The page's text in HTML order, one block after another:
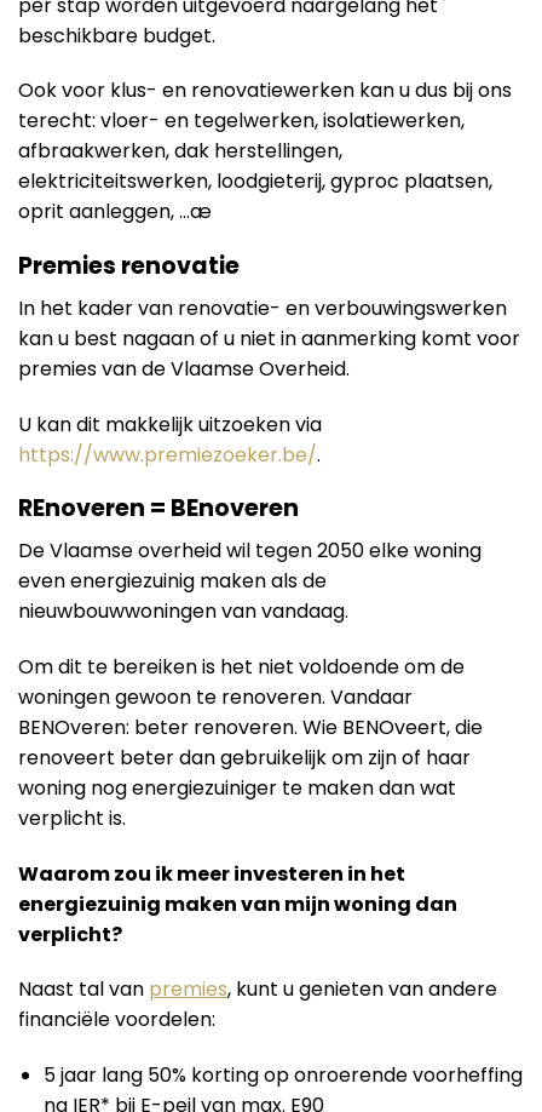
beschikbare budget.
Ook voor klus- en renovatiewerken kan u dus bij ons
terecht: vloer- en tegelwerken, isolatiewerken,
afbraakwerken, dak herstellingen,
elektriciteitswerken, loodgieterij, gyproc plaatsen,
oprit aanleggen, …æ
Premies renovatie
In het kader van renovatie- en verbouwingswerken
kan u best nagaan of u niet in aanmerking komt voor
premies van de Vlaamse Overheid.
U kan dit makkelijk uitzoeken via
https://www.premiezoeker.be/.
REnoveren = BEnoveren
De Vlaamse overheid wil tegen 2050 elke woning
even energiezuinig maken als de
nieuwbouwwoningen van vandaag.
Om dit te bereiken is het niet voldoende om de
woningen gewoon te renoveren. Vandaar
BENOveren: beter renoveren. Wie BENOveert, die
renoveert beter dan gebruikelijk om zijn of haar
woning nog energiezuiniger te maken dan wat
verplicht is.
Waarom zou ik meer investeren in het
energiezuinig maken van mijn woning dan
verplicht?
Naast tal van premies, kunt u genieten van andere
financiële voordelen:
5 jaar lang 50% korting op onroerende voorheffing
na IER* bij E-peil van max. E90